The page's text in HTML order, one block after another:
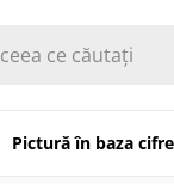
Pictură în baza